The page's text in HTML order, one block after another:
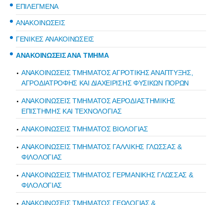
ΕΠΙΛΕΓΜΕΝΑ
ΑΝΑΚΟΙΝΩΣΕΙΣ
ΓΕΝΙΚΕΣ ΑΝΑΚΟΙΝΩΣΕΙΣ
ΑΝΑΚΟΙΝΩΣΕΙΣ ΑΝΑ ΤΜΗΜΑ
ΑΝΑΚΟΙΝΩΣΕΙΣ ΤΜΗΜΑΤΟΣ ΑΓΡΟΤΙΚΗΣ ΑΝΑΠΤΥΞΗΣ,
ΑΓΡΟΔΙΑΤΡΟΦΗΣ ΚΑΙ ΔΙΑΧΕΙΡΙΣΗΣ ΦΥΣΙΚΩΝ ΠΟΡΩΝ
ΑΝΑΚΟΙΝΩΣΕΙΣ ΤΜΗΜΑΤΟΣ ΑΕΡΟΔΙΑΣΤΗΜΙΚΗΣ
ΕΠΙΣΤΗΜΗΣ ΚΑΙ ΤΕΧΝΟΛΟΓΙΑΣ
ΑΝΑΚΟΙΝΩΣΕΙΣ ΤΜΗΜΑΤΟΣ ΒΙΟΛΟΓΙΑΣ
ΑΝΑΚΟΙΝΩΣΕΙΣ ΤΜΗΜΑΤΟΣ ΓΑΛΛΙΚΗΣ ΓΛΩΣΣΑΣ &
ΦΙΛΟΛΟΓΙΑΣ
ΑΝΑΚΟΙΝΩΣΕΙΣ ΤΜΗΜΑΤΟΣ ΓΕΡΜΑΝΙΚΗΣ ΓΛΩΣΣΑΣ &
ΦΙΛΟΛΟΓΙΑΣ
ΑΝΑΚΟΙΝΩΣΕΙΣ ΤΜΗΜΑΤΟΣ ΓΕΩΛΟΓΙΑΣ &